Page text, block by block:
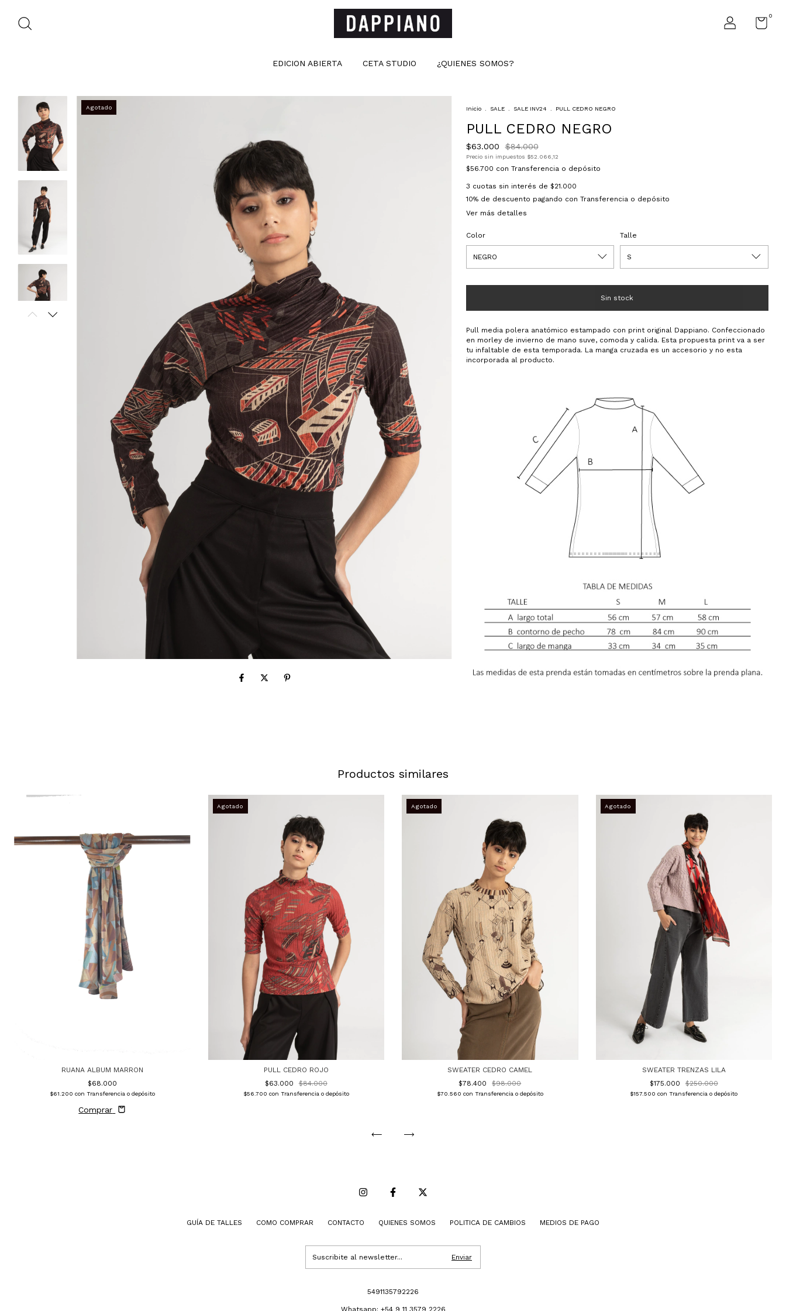
0
EDICION ABIERTA CETA STUDIO ¿QUIENES SOMOS?
Inicio SALE SALE INV24 PULL CEDRO NEGRO
PULL CEDRO NEGRO
$63.000 $84.000
Precio sin impuestos $52.066,12
$56.700 con Transferencia o depósito
3 cuotas sin interés de $21.000
10% de descuento pagando con Transferencia o depósito
Ver más detalles
Color Talle
Pull media polera anatómico estampado con print original Dappiano. Confeccionado
en morley de invierno de mano suve, comoda y calida. Esta propuesta print va a ser
tu infaltable de esta temporada. La manga cruzada es un accesorio y no esta
incorporada al producto.
Productos similares
RUANA ALBUM MARRON
$68.000
$61.200 con Transferencia o depósito
Comprar
PULL CEDRO ROJO
$63.000
$84.000
$56.700 con Transferencia o depósito
SWEATER CEDRO CAMEL
$78.400
$98.000
$70.560 con Transferencia o depósito
SWEATER TRENZAS LILA
$175.000
$250.000
$157.500con Transferencia o depósito
GUÍA DE TALLES COMO COMPRAR CONTACTO QUIENES SOMOS POLITICA DE CAMBIOS MEDIOS DE PAGO
5491135792226